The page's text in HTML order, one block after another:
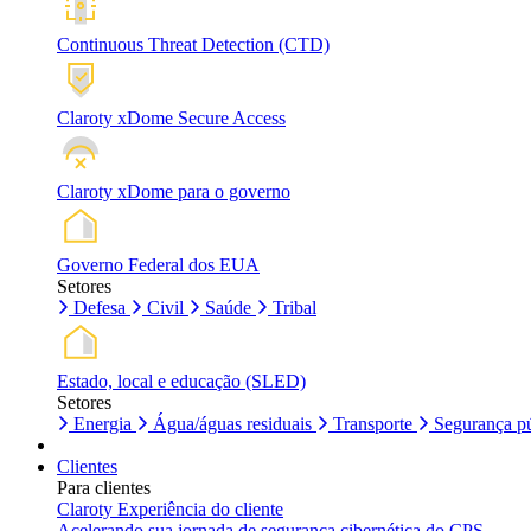
Continuous Threat Detection (CTD)
Claroty xDome Secure Access
Claroty xDome para o governo
Governo Federal dos EUA
Setores
Defesa
Civil Saúde Tribal
Estado, local e educação (SLED)
Setores
Energia
Água/águas residuais Transporte Segurança
Clientes
Para clientes
Claroty Experiência do cliente